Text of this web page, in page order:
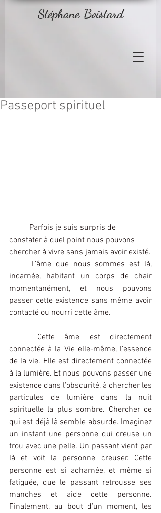
Stéphane Boistard
Passeport spirituel
constater à quel point nous pouvons
chercher à vivre sans jamais avoir existé.
incarnée, habitant un corps de chair
momentanément, et nous pouvons
passer cette existence sans même avoir
contacté ou nourri cette âme.
connectée à la Vie elle-même, l’essence
de la vie. Elle est directement connectée
à la lumière. Et nous pouvons passer une
existence dans l’obscurité, à chercher les
particules de lumière dans la nuit
spirituelle la plus sombre. Chercher ce
qui est déjà là semble absurde. Imaginez
un instant une personne qui creuse un
trou avec une pelle. Un passant vient par
là et voit la personne creuser. Cette
personne est si acharnée, et même si
fatiguée, que le passant retrousse ses
manches et aide cette personne.
Finalement, au bout d’un moment, les